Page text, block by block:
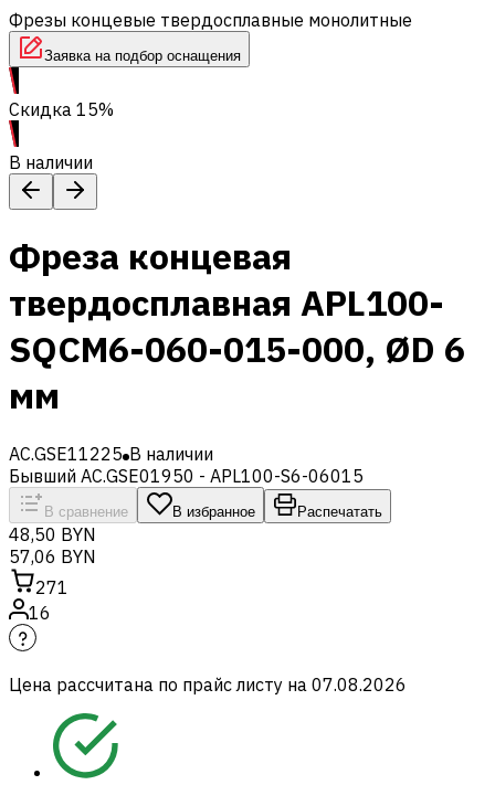
Фрезы концевые твердосплавные монолитные
Заявка на подбор оснащения
Скидка 15%
В наличии
Фреза концевая
твердосплавная APL100-
SQCM6-060-015-000, ØD 6
мм
AC.GSE11225 В наличии
Бывший AC.GSE01950 - APL100-S6-06015
В сравнение В избранное Распечатать
48,50 BYN
57,06 BYN
271
16
Цена рассчитана по прайс листу на 07.08.2026